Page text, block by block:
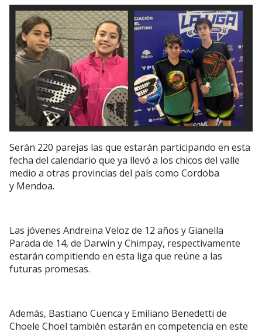
Serán 220 parejas las que estarán participando en esta
fecha del calendario que ya llevó a los chicos del valle
medio a otras provincias del país como Cordoba
y Mendoa.
Las jóvenes Andreina Veloz de 12 años y Gianella
Parada de 14, de Darwin yChimpay, respectivamente
estarán compitiendo en esta liga que reúne a las
futuras promesas.
Además, Bastiano Cuenca y Emiliano Benedetti de
Choele Choel también estarán en competencia en este